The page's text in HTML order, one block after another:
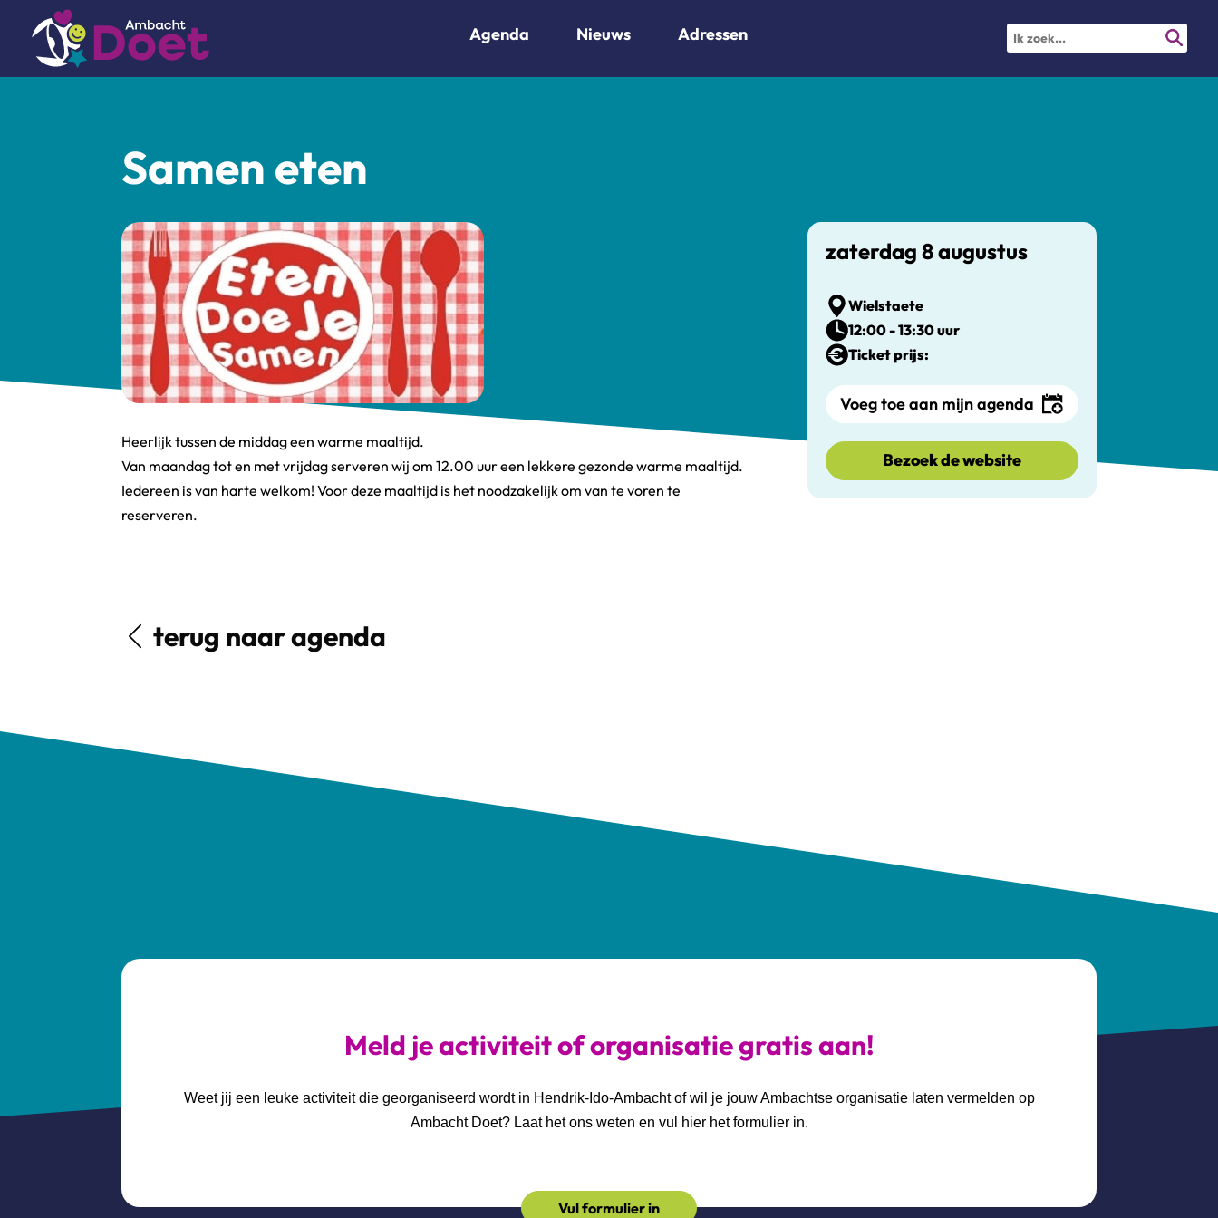
Agenda Nieuws Adressen
Samen eten
Heerlijk tussen de middag een warme maaltijd.
Van maandag tot en met vrijdag serveren wij om 12.00 uur een lekkere gezonde warme maaltijd.
Iedereen is van harte welkom! Voor deze maaltijd is het noodzakelijk om van te voren te
reserveren.
terug naar agenda
zaterdag 8 augustus
Wielstaete
12:00 - 13:30 uur
Ticket prijs:
Voeg toe aan mijn agenda
Bezoek de website
Meld je activiteit of organisatie gratis aan!
Weet jij een leuke activiteit die georganiseerd wordt in Hendrik-Ido-Ambacht of wil je jouw Ambachtse organisatie laten vermelden op
Ambacht Doet? Laat het ons weten en vul hier het formulier in.
Vul formulier in